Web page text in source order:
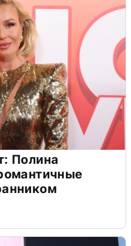
Полина